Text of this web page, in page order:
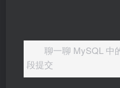
聊一聊 MySQL 中
段提交